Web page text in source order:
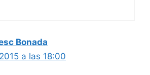
Bonada
a las 18:00